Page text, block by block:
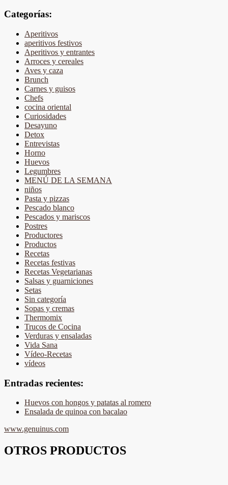
Categorías:
Aperitivos
aperitivos festivos
Aperitivos y entrantes
Arroces y cereales
Aves y caza
Brunch
Carnes y guisos
Chefs
cocina oriental
Curiosidades
Desayuno
Detox
Entrevistas
Horno
Huevos
Legumbres
MENÚ DE LA SEMANA
niños
Pasta y pizzas
Pescado blanco
Pescados y mariscos
Postres
Productores
Productos
Recetas
Recetas festivas
Recetas Vegetarianas
Salsas y guarniciones
Setas
Sin categoría
Sopas y cremas
Thermomix
Trucos de Cocina
Verduras y ensaladas
Vida Sana
Vídeo-Recetas
vídeos
Entradas recientes:
Huevos con hongos y patatas al romero
Ensalada de quinoa con bacalao
www.genuinus.com
OTROS PRODUCTOS